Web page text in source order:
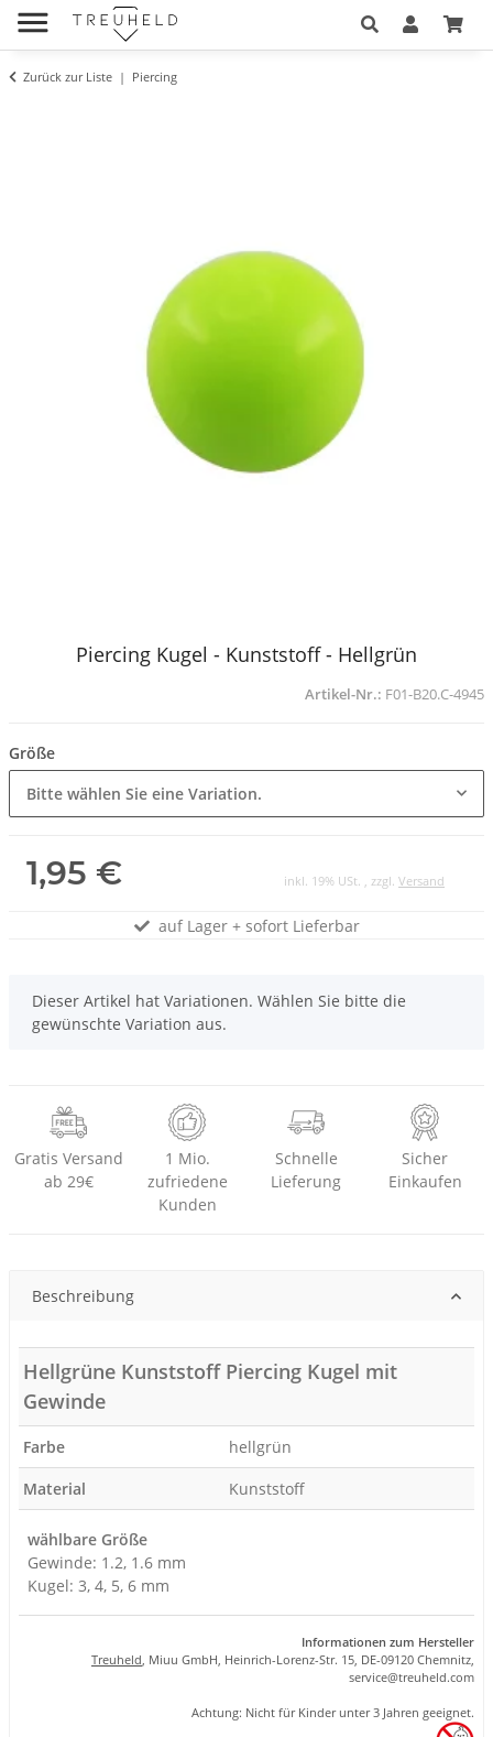
Zurück zur Liste Piercing
Piercing Kugel - Kunststoff - Hellgrün
Artikel-Nr.: F01-B20.C-4945
Größe
Bitte wählen Sie eine Variation.
1,95 € inkl. 19% USt. , zzgl. Versand
auf Lager + sofort Lieferbar
x
Dieser Artikel hat Variationen. Wählen Sie bitte die
gewünschte Variation aus.
Gratis Versand
ab 29€
1 Mio.
zufriedene
Kunden
Schnelle
Lieferung
Sicher
Einkaufen
Beschreibung
Hellgrüne Kunststoff Piercing Kugel mit
Gewinde
Farbe
hellgrün
Material
Kunststoff
wählbare Größe
Gewinde: 1.2, 1.6 mm
Kugel: 3, 4, 5, 6 mm
Informationen zum Hersteller
Treuheld, Miuu GmbH, Heinrich-Lorenz-Str. 15, DE-09120 Chemnitz,
service@treuheld.com
Achtung: Nicht für Kinder unter 3 Jahren geeignet.